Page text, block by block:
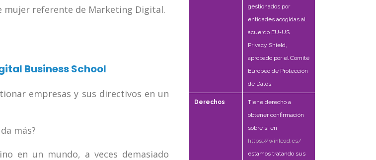
mujer referente de Marketing Digital.
Business School
empresas y sus directivos en un
más?
en un mundo, a veces demasiado
gestionados por
entidades acogidas al
acuerdo EU-US
Privacy Shield,
aprobado por el Comité
Europeo de Protección
de Datos.
Derechos
Tiene derecho a
obtener confirmación
sobre si en
https://winlead.es/
estamos tratando sus